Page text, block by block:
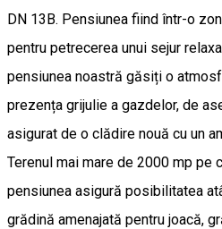
DN 13B. Pensiunea fiind într-o
pentru petrecerea unui sejur
pensiunea noastră găsiți o
prezența grijulie a gazdelor, de
asigurat de o clădire nouă cu un
Terenul mai mare de 2000 mp pe
pensiunea asigură posibilitatea
grădină amenajată pentru joacă,